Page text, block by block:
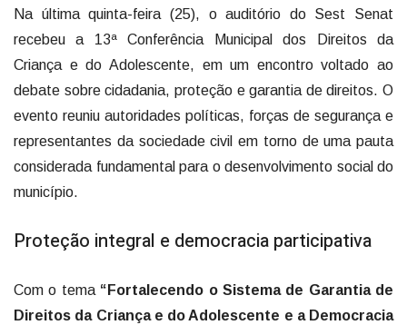
Na última quinta-feira (25), o auditório do Sest Senat
recebeu a 13ª Conferência Municipal dos Direitos da
Criança e do Adolescente, em um encontro voltado ao
debate sobre cidadania, proteção e garantia de direitos. O
evento reuniu autoridades políticas, forças de segurança e
representantes da sociedade civil em torno de uma pauta
considerada fundamental para o desenvolvimento social do
município.
Proteção integral e democracia participativa
Com o tema “Fortalecendo o Sistema de Garantia de
Direitos da Criança e do Adolescente e a Democracia